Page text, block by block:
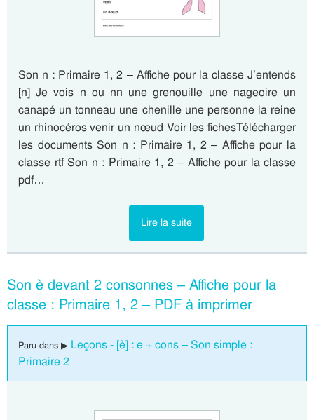
Son n : Primaire 1, 2 – Affiche pour la classe J’entends
[n] Je vois n ou nn une grenouille une nageoire un
canapé un tonneau une chenille une personne la reine
un rhinocéros venir un nœud Voir les fichesTélécharger
les documents Son n : Primaire 1, 2 – Affiche pour la
classe rtf Son n : Primaire 1, 2 – Affiche pour la classe
pdf…
Lire la suite
Son è devant 2 consonnes – Affiche pour la
classe : Primaire 1, 2 – PDF à imprimer
Paru dans ▶ Leçons - [è] : e + cons – Son simple :
Primaire 2